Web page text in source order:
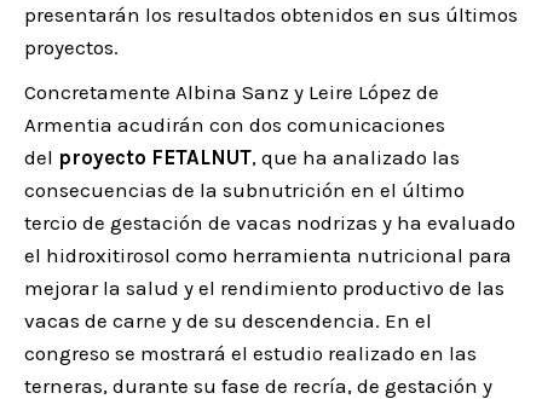
presentarán los resultados obtenidos en sus últimos
proyectos.
Concretamente Albina Sanz y Leire López de
Armentia acudirán con dos comunicaciones
del proyecto FETALNUT, que ha analizado las
consecuencias de la subnutrición en el último
tercio de gestación de vacas nodrizas y ha evaluado
el hidroxitirosol como herramienta nutricional para
mejorar la salud y el rendimiento productivo de las
vacas de carne y de su descendencia. En el
congreso se mostrará el estudio realizado en las
terneras, durante su fase de recría, de gestación y